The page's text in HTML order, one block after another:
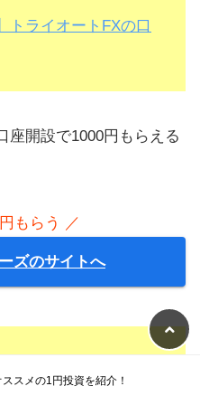
トライオートFXの口
座開設で1000円もらえる
もらう ／
ズのサイトへ
スメの1円投資を紹介！